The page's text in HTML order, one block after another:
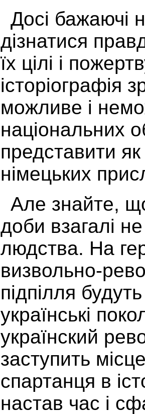
Досі бажаючі
дізнатися
їх цілі і
історіографія
можливе і
національних
представити
німецьких
Але знайте,
доби взагалі не
людства. На
визвольно-
підпілля
українські
українский
заступить
спартанця в
настав час і